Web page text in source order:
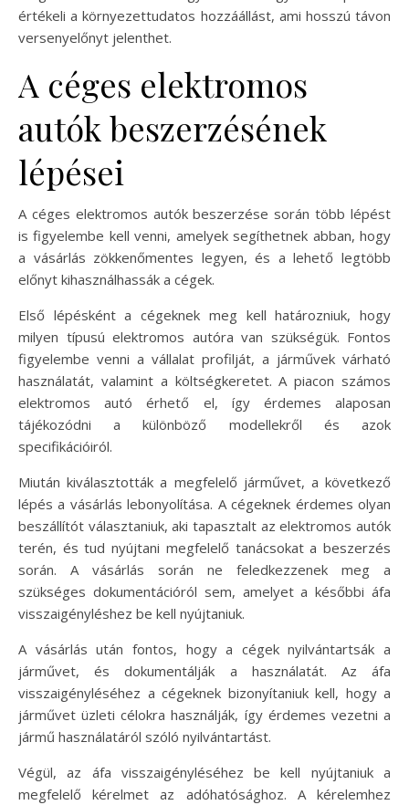
értékeli a környezettudatos hozzáállást, ami hosszú távon
versenyelőnyt jelenthet.
A céges elektromos
autók beszerzésének
lépései
A céges elektromos autók beszerzése során több lépést
is figyelembe kell venni, amelyek segíthetnek abban, hogy
a vásárlás zökkenőmentes legyen, és a lehető legtöbb
előnyt kihasználhassák a cégek.
Első lépésként a cégeknek meg kell határozniuk, hogy
milyen típusú elektromos autóra van szükségük. Fontos
figyelembe venni a vállalat profilját, a járművek várható
használatát, valamint a költségkeretet. A piacon számos
elektromos autó érhető el, így érdemes alaposan
tájékozódni a különböző modellekről és azok
specifikációiról.
Miután kiválasztották a megfelelő járművet, a következő
lépés a vásárlás lebonyolítása. A cégeknek érdemes olyan
beszállítót választaniuk, aki tapasztalt az elektromos autók
terén, és tud nyújtani megfelelő tanácsokat a beszerzés
során. A vásárlás során ne feledkezzenek meg a
szükséges dokumentációról sem, amelyet a későbbi áfa
visszaigényléshez be kell nyújtaniuk.
A vásárlás után fontos, hogy a cégek nyilvántartsák a
járművet, és dokumentálják a használatát. Az áfa
visszaigényléséhez a cégeknek bizonyítaniuk kell, hogy a
járművet üzleti célokra használják, így érdemes vezetni a
jármű használatáról szóló nyilvántartást.
Végül, az áfa visszaigényléséhez be kell nyújtaniuk a
megfelelő kérelmet az adóhatósághoz. A kérelemhez